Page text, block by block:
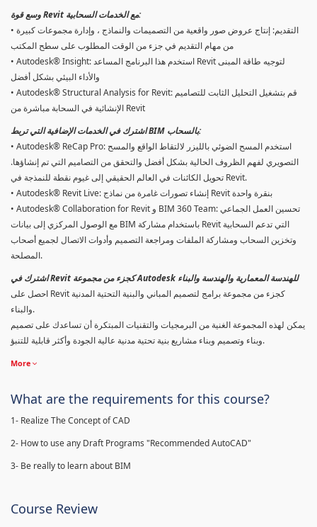
وسع قوة Revit مع الخدمات السحابية:
• التقديم: إنتاج عروض صور واقعية من التصميمات والنماذج ، وإدارة مجموعات كبيرة
من مهام التقديم في جزء من الوقت المطلوب على سطح المكتب
• Autodesk® Insight: استخدم هذا البرنامج المساعد Revit لتوجيه طاقة المبنى
والأداء البيئي بشكل أفضل
• Autodesk® Structural Analysis for Revit: قم بتشغيل التحليل الثابت للتصاميم
الإنشائية في السحابة مباشرة من Revit
اشترك في الخدمات الإضافية التي تربط BIM بالسحاب:
• Autodesk® ReCap Pro: استخدم المسح الضوئي بالليزر لالتقاط الواقع والمسح
التصويري لفهم الظروف الحالية بشكل أفضل والتحقق من التصاميم التي تم إنشاؤها.
تحويل الكائنات في العالم الحقيقي إلى غيوم نقطة للنمذجة في Revit.
• Autodesk® Revit Live: إنشاء تصورات غامرة من نماذج Revit بنقرة واحدة
• Autodesk® Collaboration for Revit و BIM 360 Team: تحسين العمل الجماعي
مع الوصول المركزي إلى بيانات BIM باستخدام مشاركة Revit التي تدعم السحابية
وتخزين السحاب ومشاركة الملفات ومراجعة التصميم وأدوات الاتصال لجميع أصحاب
المصلحة.
اشترك في Revit كجزء من مجموعة Autodesk للهندسة المعمارية والهندسة والبناء
احصل على Revit كجزء من مجموعة برامج لتصميم المباني والبنية التحتية المدنية
والبناء.
يمكن لهذه المجموعة الغنية من البرمجيات والتقنيات المبتكرة أن تساعدك على تصميم
وبناء وتصميم وبناء مشاريع بنية تحتية مدنية عالية الجودة وأكثر قابلية للتنبؤ.
More
What are the requirements for this course?
1- Realize The Concept of CAD
2- How to use any Draft Programs "Recommended AutoCAD"
3- Be really to learn about BIM
Course Review